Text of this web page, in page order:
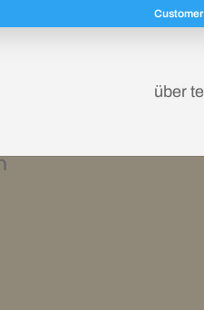
über